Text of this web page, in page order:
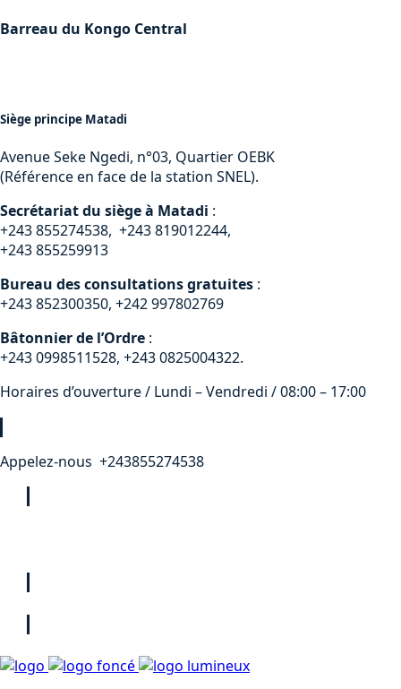
Barreau du Kongo Central
Siège principe Matadi
Avenue Seke Ngedi, n°03, Quartier OEBK
(Référence en face de la station SNEL).
Secrétariat du siège à Matadi :
+243 855274538, +243 819012244,
+243 855259913
Bureau des consultations gratuites :
+243 852300350, +242 997802769
Bâtonnier de l’Ordre :
+243 0998511528, +243 0825004322.
Horaires d’ouverture / Lundi – Vendredi / 08:00 – 17:00
Appelez-nous +243855274538